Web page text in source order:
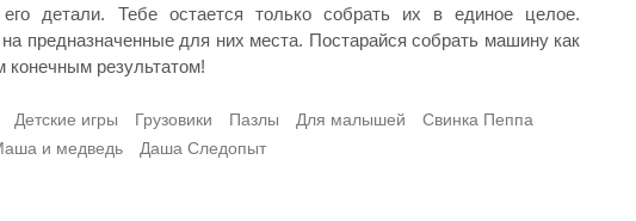
его детали. Тебе остается только собрать их в единое целое.
предназначенные для них места. Постарайся собрать машину как
результатом!
Детские игры Грузовики Пазлы Для малышей
Свинка Пеппа
и медведь Даша Следопыт